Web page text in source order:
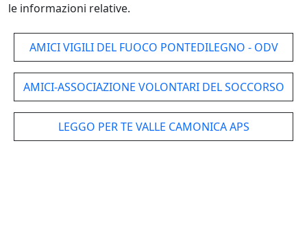
le informazioni relative.
AMICI VIGILI DEL FUOCO PONTEDILEGNO - ODV
AMICI-ASSOCIAZIONE VOLONTARI DEL SOCCORSO
LEGGO PER TE VALLE CAMONICA APS